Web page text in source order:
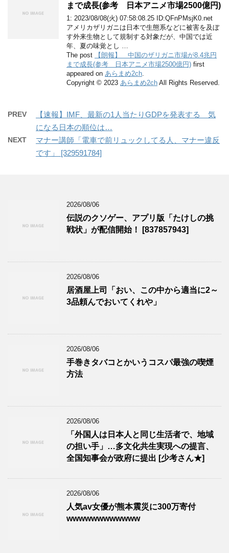
まで成長(参考 日本アニメ市場2500億円)
1: 2023/08/08(火) 07:58:08.25 ID:QFnPMsjK0.net
アメリカザリガニは日本で生態系などに被害を及ぼ
す外来生物として規制する対象だが、中国では近
年、夏の味覚とし …
The post
【朗報】 中国のザリガニ市場が8.4兆円
まで成長(参考 日本アニメ市場2500億円) first
appeared on あらまめ2ch
Copyright © 2023 あらまめ2ch All Rights Reserved.
PREV
【速報】IMF、最新の1人当たりGDPを発表する 気
になる日本の順位は…
NEXT
マナー講師「電車で前リュックしてる人、マナー違反
です」 [329591784]
2026/08/06
伝説のクソゲー、アプリ版「たけしの挑
戦状」が配信開始！ [837857943]
2026/08/06
居酒屋上司「おい、この中から適当に2～
3品頼んでおいてくれや」
2026/08/06
手巻きタバコとかいうコスパ最強の喫煙
方法
2026/08/06
「外国人は日本人と同じ生活者で、地域
の担い手」…多文化共生実現への提言、
全国知事会が政府に提出 [少考さん★]
2026/08/06
人気av女優が熊本震災に300万寄付
wwwwwwwwwwww